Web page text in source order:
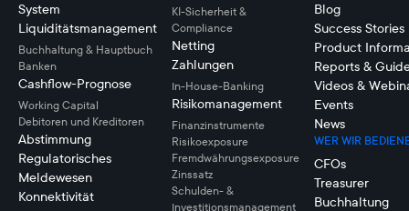
System
Liquiditätsmanagement
Buchhaltung & Hauptbuch
Banken
Cashflow-Prognose
Working Capital
Debitoren und Kreditoren
Abstimmung
Regulatorisches
Meldewesen
Konnektivität
KI-Sicherheit &
Compliance
Netting
Zahlungen
In-House-Banking
Risikomanagement
Finanzinstrumente
Risikoexposure
Fremdwährungsexposure
Zinssatz
Schulden- &
Investitionsmanagement
Blog
Success Stories
Product
Reports &
Videos &
Events
News
WER WIR
CFOs
Treasurer
Buchhaltung